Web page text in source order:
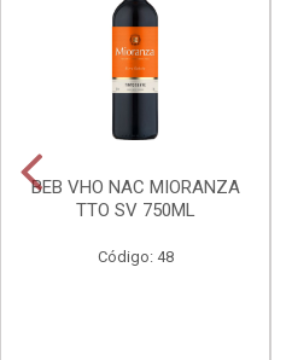
BEB VHO NAC MIORANZA
TTO SV 750ML
Código: 48